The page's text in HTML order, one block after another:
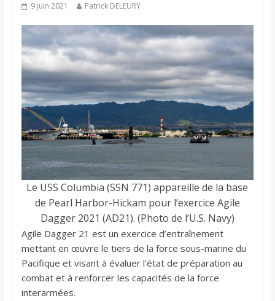
9 juin 2021 Patrick DELEURY
Le USS Columbia (SSN 771) appareille de la base
de Pearl Harbor-Hickam pour l’exercice Agile
Dagger 2021 (AD21). (Photo de l’U.S. Navy)
Agile Dagger 21 est un exercice d’entraînement
mettant en œuvre le tiers de la force sous-marine du
Pacifique et visant à évaluer l’état de préparation au
combat et à renforcer les capacités de la force
interarmées.